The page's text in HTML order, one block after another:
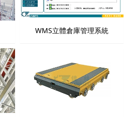
WMS立體倉庫管理系統